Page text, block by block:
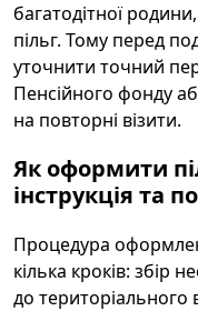
багатодітної
пільг. Тому перед
уточнити точний
Пенсійного фонду
на повторні візити.
Як оформити
інструкція та
Процедура
кілька кроків: збір
до територіального